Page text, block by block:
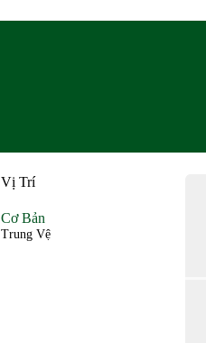
Vị Trí
Cơ Bản
Trung Vệ